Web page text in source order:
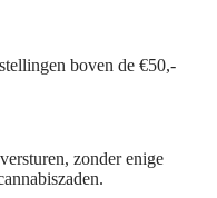
boven de €50,-
zonder enige